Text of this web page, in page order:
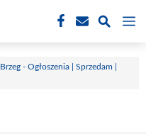
Brzeg - Ogłoszenia | Sprzedam |